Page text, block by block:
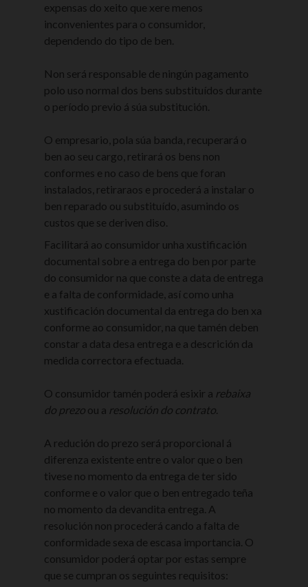
expensas do xeito que xere menos
inconvenientes para o consumidor,
dependendo do tipo de ben.
Non será responsable de ningún pagamento
polo uso normal dos bens substituídos durante
o período previo á súa substitución.
O empresario, pola súa banda, recuperará o
ben ao seu cargo, retirará os bens non
conformes e no caso de bens que foran
instalados, retiraraos e procederá a instalar o
ben reparado ou substituído, asumindo os
custos que se deriven diso.
Facilitará ao consumidor unha xustificación
documental sobre a entrega do ben por parte
do consumidor na que conste a data de entrega
e a falta de conformidade, así como unha
xustificación documental da entrega do ben xa
conforme ao consumidor, na que tamén deben
constar a data desa entrega e a descrición da
medida correctora efectuada.
O consumidor tamén poderá esixir a rebaixa
do prezo ou a resolución do contrato.
A redución do prezo será proporcional á
diferenza existente entre o valor que o ben
tivese no momento da entrega de ter sido
conforme e o valor que o ben entregado teña
no momento da devandita entrega. A
resolución non procederá cando a falta de
conformidade sexa de escasa importancia. O
consumidor poderá optar por estas sempre
que se cumpran os seguintes requisitos: